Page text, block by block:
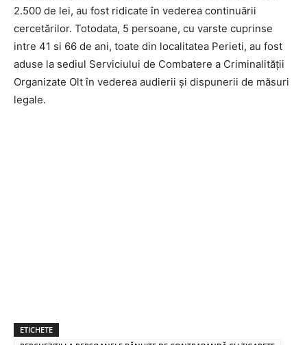
2.500 de lei, au fost ridicate în vederea continuării
cercetărilor. Totodata, 5 persoane, cu varste cuprinse
intre 41 si 66 de ani, toate din localitatea Perieti, au fost
aduse la sediul Serviciului de Combatere a Criminalității
Organizate Olt în vederea audierii și dispunerii de măsuri
legale.
ETICHETE